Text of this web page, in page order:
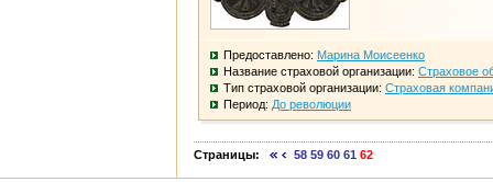
Предоставлено: Марина Моисеенко
Название страховой организации: Страховое
Тип страховой организации: Страховая
Период: До революции
Страницы: 58 59 60 61 62